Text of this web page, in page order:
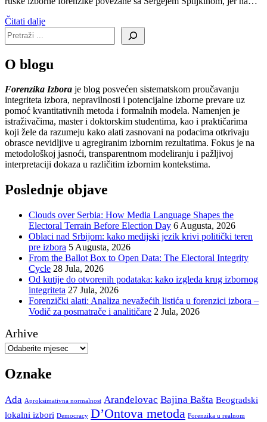
Čitati dalje
O blogu
Forenzika Izbora je blog posvećen sistematskom proučavanju
integriteta izbora, nepravilnosti i potencijalne izborne prevare uz
pomoć kvantitativnih metoda i formalnih modela. Namenjen je
istraživačima, master i doktorskim studentima, kao i praktičarima
koji žele da razumeju kako alati zasnovani na podacima otkrivaju
obrasce nevidljive u agregiranim izbornim rezultatima. Fokus je na
metodološkoj jasnoći, transparentnom modeliranju i pažljivoj
interpretaciji dokaza u različitim izbornim kontekstima.
Poslednje objave
Clouds over Serbia: How Media Language Shapes the
Electoral Terrain Before Election Day 6 Augusta, 2026
Oblaci nad Srbijom: kako medijski jezik krivi politički teren
pre izbora 5 Augusta, 2026
From the Ballot Box to Open Data: The Electoral Integrity
Cycle 28 Jula, 2026
Od kutije do otvorenih podataka: kako izgleda krug izbornog
integriteta 27 Jula, 2026
Forenzički alati: Analiza nevažećih listića u forenzici izbora –
Vodič za posmatrače i analitičare 2 Jula, 2026
Arhive
Oznake
Ada Aproksimativna normalnost Aranđelovac Bajina Bašta Beogradski
lokalni izbori Democracy D’Ontova metoda Forenzika u realnom